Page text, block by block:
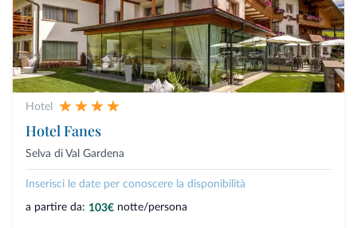
Hotel
Hotel Fanes
Selva di Val Gardena
Inserisci le date per conoscere la disponibilità
a partire da: 103€ notte/persona